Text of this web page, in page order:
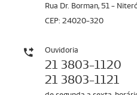
Rua Dr. Borman, 51 -
CEP: 24020-320
Ouvidoria
21 3803-1120
21 3803-1121